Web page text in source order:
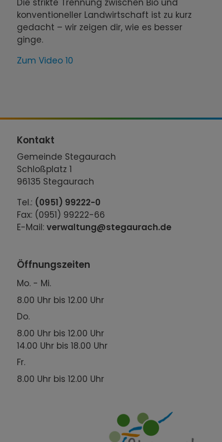
Die strikte Trennung zwischen Bio und
konventioneller Landwirtschaft ist zu kurz
gedacht – wir zeigen dir, wie es besser
ginge.
Zum Video 10
Kontakt
Gemeinde Stegaurach
Schloßplatz 1
96135 Stegaurach
Tel.: (0951) 99222-0
Fax: (0951) 99222-66
E-Mail:verwaltung@stegaurach.de
Öffnungszeiten
Mo. - Mi.
8.00 Uhr bis 12.00 Uhr
Do.
8.00 Uhr bis 12.00 Uhr
14.00 Uhr bis 18.00 Uhr
Fr.
8.00 Uhr bis 12.00 Uhr